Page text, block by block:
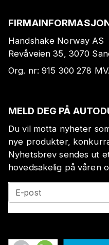
Handshake Norway AS
Revåveien 35, 3070
Org. nr:915 300 278
MELD DEG PÅ
Du vil motta nyheter
nye produkter,
Nyhetsbrev sendes ut
hovedsakelig på våren
E-post